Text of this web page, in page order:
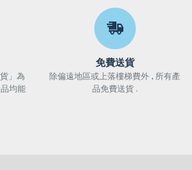
」為
均能
免費送貨
除偏遠地區或上落樓梯費外 , 所有產
品免費送貨 .